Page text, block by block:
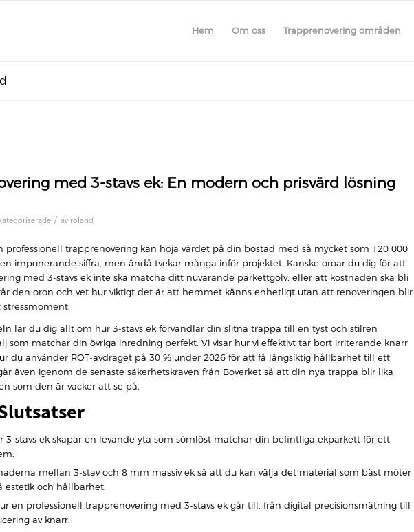
Hem Om oss Trapprenovering områden
med 3-stavs ek: En modern och prisvärd lösning
/ av roland
professionell trapprenovering kan höja värdet på din bostad med så mycket som 120 000
imponerande siffra, men ändå tvekar många inför projektet. Kanske oroar du dig för att
med 3-stavs ek inte ska matcha ditt nuvarande parkettgolv, eller att kostnaden ska bli
den oron och vet hur viktigt det är att hemmet känns enhetligt utan att renoveringen blir
lär du dig allt om hur 3-stavs ek förvandlar din slitna trappa till en tyst och stilren
som matchar din övriga inredning perfekt. Vi visar hur vi effektivt tar bort irriterande knarr
du använder ROT-avdraget på 30 % under 2026 för att få långsiktig hållbarhet till ett
även igenom de senaste säkerhetskraven från Boverket så att din nya trappa blir lika
som den är vacker att se på.
3-stavs ek skapar en levande yta som sömlöst matchar din befintliga ekparkett för ett
mellan 3-stav och 8 mm massiv ek så att du kan välja det material som bäst möter
estetik och hållbarhet.
en professionell trapprenovering med 3-stavs ek går till, från digital precisionsmätning till
av knarr.